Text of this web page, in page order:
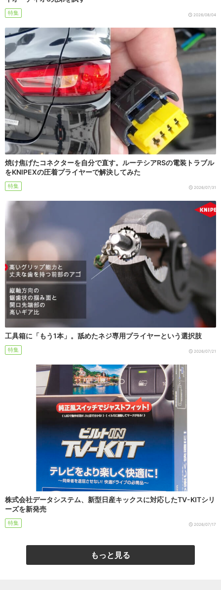
特集 2026/08/04
焼け焦げたコネクターを自分で直す。ルーテシアRSの電装トラブル
をKNIPEXの圧着プライヤーで解決してみた
特集 2026/07/31
工具箱に「もう1本」。舐めたネジ専用プライヤーという選択肢
特集 2026/07/21
株式会社データシステム、新型日産キックスに対応したTV-KITシリ
ーズを新発売
特集 2026/07/17
もっと見る